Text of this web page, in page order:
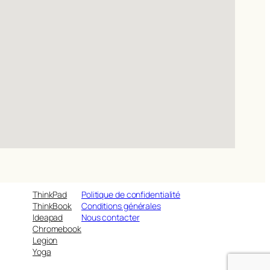
ThinkPad
ThinkBook
Ideapad
Chromebook
Legion
Yoga
Politique de confidentialité
Conditions générales
Nous contacter